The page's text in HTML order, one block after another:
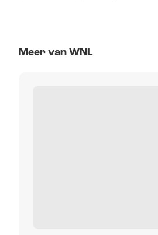
Meer van WNL